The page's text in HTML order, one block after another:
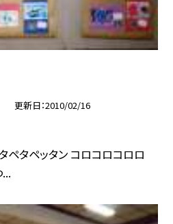
更新日 2010/02/16
ペタペッタン コロコロコロロ